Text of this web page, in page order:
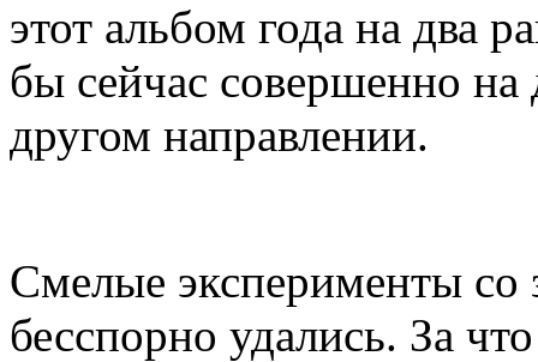
этот альбом года на два
бы сейчас совершенно на
другом направлении.
Смелые эксперименты со
бесспорно удались. За